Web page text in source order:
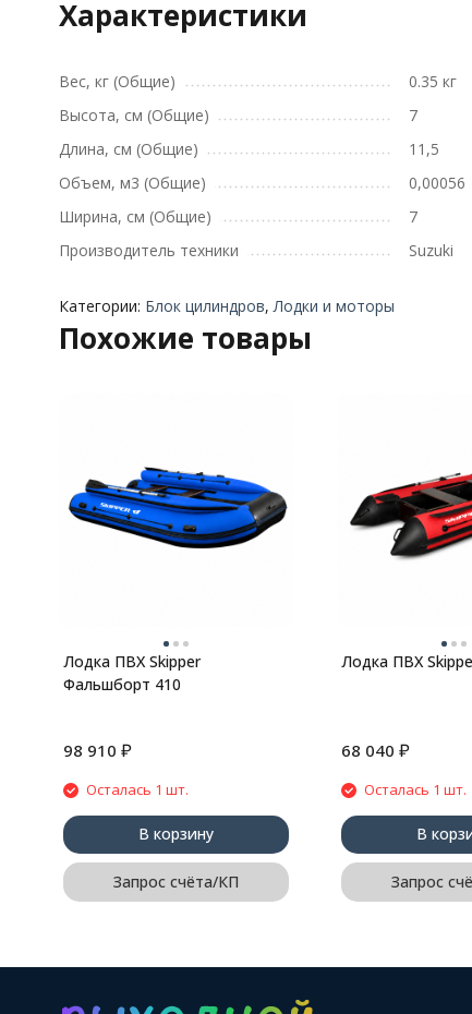
Характеристики
Вес, кг (Общие)
0.35 кг
Высота, см (Общие)
7
Длина, см (Общие)
11,5
Объем, м3 (Общие)
0,00056
Ширина, см (Общие)
7
Производитель техники
Suzuki
Категории: Блок цилиндров,Лодки и моторы
Похожие товары
Лодка ПВХ Skipper
Фальшборт 410
98 910 ₽
Осталась 1 шт.
В корзину
Запрос счёта/КП
Лодка ПВХ
68 040 ₽
Осталась 1 шт.
В
Запрос